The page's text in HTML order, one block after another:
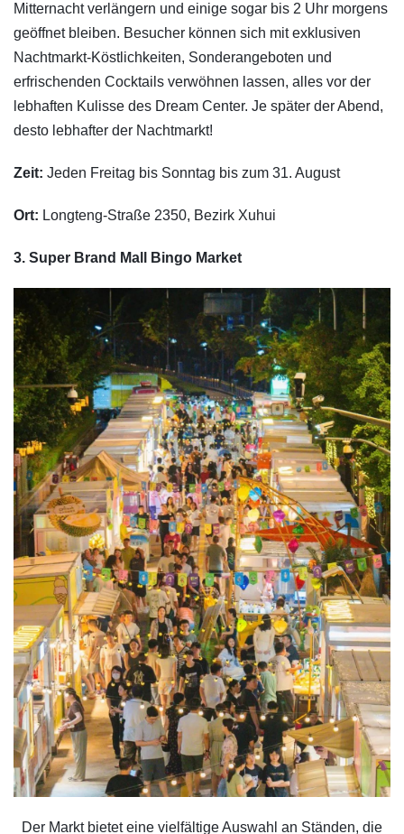
Mitternacht verlängern und einige sogar bis 2 Uhr morgens
geöffnet bleiben. Besucher können sich mit exklusiven
Nachtmarkt-Köstlichkeiten, Sonderangeboten und
erfrischenden Cocktails verwöhnen lassen, alles vor der
lebhaften Kulisse des Dream Center. Je später der Abend,
desto lebhafter der Nachtmarkt!
Zeit: Jeden Freitag bis Sonntag bis zum 31. August
Ort: Longteng-Straße 2350, Bezirk Xuhui
3. Super Brand Mall Bingo Market
Der Markt bietet eine vielfältige Auswahl an Ständen, die